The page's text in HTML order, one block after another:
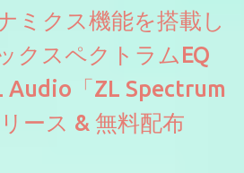
ミクス機能を搭載し
クスペクトラムEQ
Audio「ZL Spectrum
ース & 無料配布